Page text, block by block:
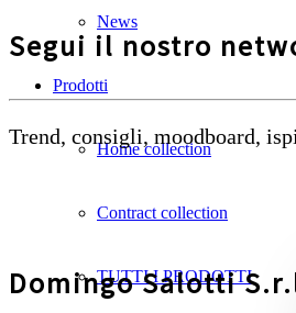
News
Prodotti
Home collection
Contract collection
TUTTI I PRODOTTI
Segui il nostro
Trend, consigli, moodboard,
Domingo Salotti